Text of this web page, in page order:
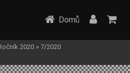
Domů
2020 » 7/2020